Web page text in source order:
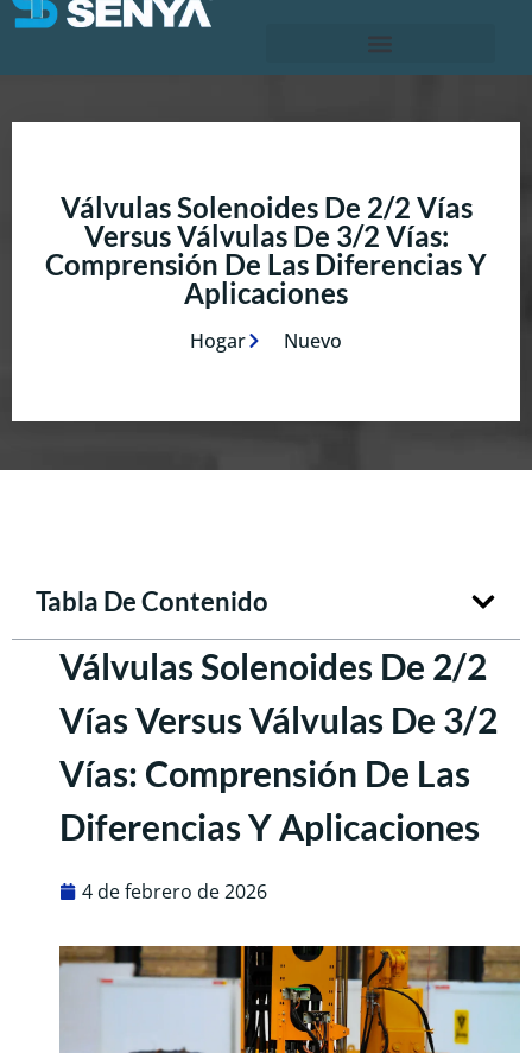
Válvulas Solenoides De 2/2 Vías
Versus Válvulas De 3/2 Vías:
Comprensión De Las Diferencias Y
Aplicaciones
Hogar Nuevo
Tabla De Contenido
Válvulas Solenoides De 2/2
Vías Versus Válvulas De 3/2
Vías: Comprensión De Las
Diferencias Y Aplicaciones
4 de febrero de 2026